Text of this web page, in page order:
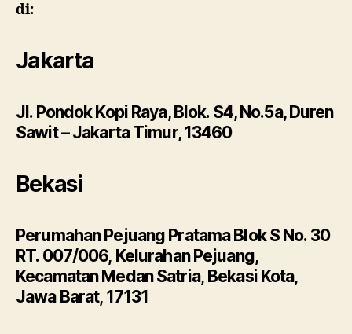
di:
Jakarta
Jl. Pondok Kopi Raya, Blok. S4, No.5a, Duren
Sawit – Jakarta Timur, 13460
Bekasi
Perumahan Pejuang Pratama Blok S No. 30
RT. 007/006, Kelurahan Pejuang,
Kecamatan Medan Satria, Bekasi Kota,
Jawa Barat, 17131